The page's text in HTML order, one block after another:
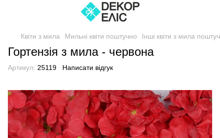
Квіти з мила Мильні квіти поштучно Інші квіти з мила
Гортензія з мила - червона
Артикул: 25119 Написати відгук